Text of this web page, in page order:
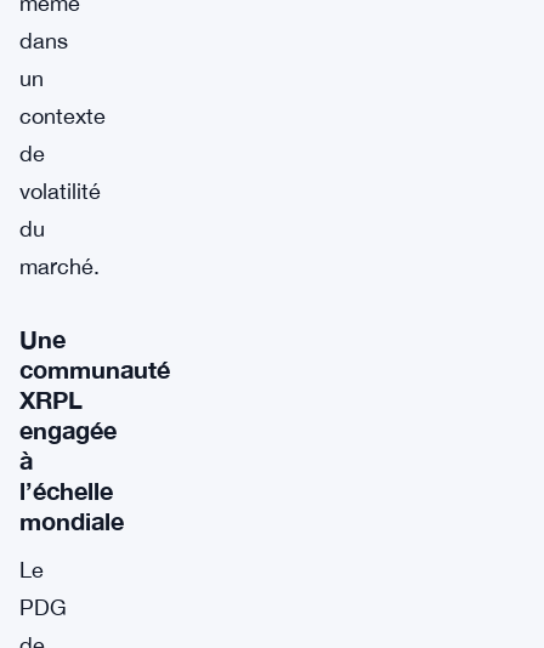
dans
un
contexte
de
volatilité
du
marché.
Une
communauté
XRPL
engagée
à
l’échelle
mondiale
Le
PDG